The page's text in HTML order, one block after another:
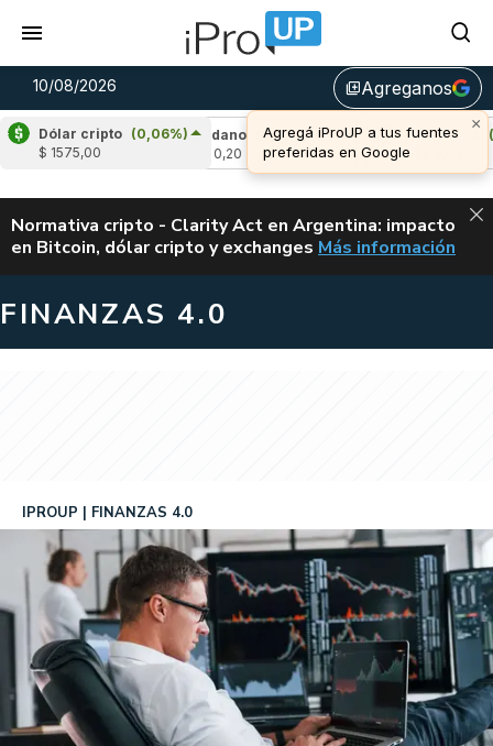
10/08/2026 library_addAgreganos
×
Agregá iProUP a tus fuentes
preferidas en Google
Dólar cripto (0,06%)
$ 1575,00
Cardano (0,10%)
Avalanche
u$s 6,53
ALERTA
Normativa cripto - Clarity Act en Argentina: impacto
en Bitcoin, dólar cripto y exchanges CLARITY ACT EN
Más información
FINANZAS 4.0
IPROUP FINANZAS 4.0